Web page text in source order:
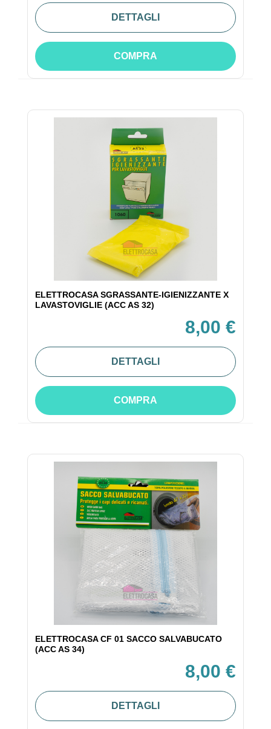
DETTAGLI
COMPRA
ELETTROCASA SGRASSANTE-IGIENIZZANTE X
LAVASTOVIGLIE (ACC AS 32)
8,00 €
DETTAGLI
COMPRA
ELETTROCASA CF 01 SACCO SALVABUCATO
(ACC AS 34)
8,00 €
DETTAGLI